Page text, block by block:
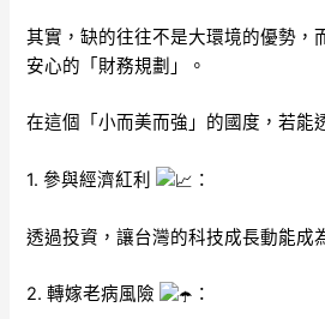
其實，缺的往往不是大環境的優勢，
安心的「財務規劃」。
在這個「小而美而強」的國度，若能
1. 參與經濟紅利 ：
透過投資，讓台灣的科技成長動能成
2. 轉嫁老病風險 ：